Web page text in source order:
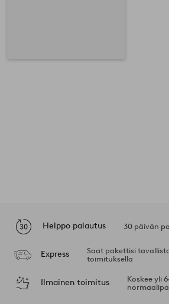
Helppo palautus 30 päivän
Express
Saat pakettisi
toimituksella
Ilmainen toimitus
Koskee yli